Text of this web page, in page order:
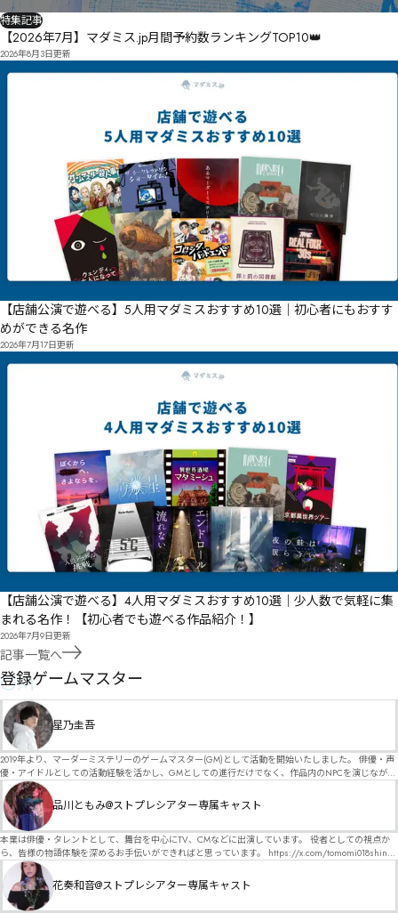
特集記事
【2026年7月】マダミス.jp月間予約数ランキングTOP10👑
2026年8月3日更新
【店舗公演で遊べる】5人用マダミスおすすめ10選｜初心者にもおすす
めができる名作
2026年7月17日更新
【店舗公演で遊べる】4人用マダミスおすすめ10選｜少人数で気軽に集
まれる名作！【初心者でも遊べる作品紹介！】
2026年7月9日更新
記事一覧へ
GM
登録ゲームマスター
星乃圭吾
2019年より、マーダーミステリーのゲームマスター(GM)として活動を開始いたしました。 俳優・声
優・アイドルとしての活動経験を活かし、GMとしての進行だけでなく、作品内のNPCを演じなが
ら、お客様に物語の世界へ入り込んでいただくような演出・サービスを得意としています。 自分自
身でも作品制作を行っているので、作家さんが作品に込めた想いや意図を大切にしながら、その作
品の魅力をお客様に届けられるような公演を心がけています。 参加してくださる皆様がどんなエン
ディングを迎えるのか、どんな物語が生まれるのかを想像しながら、公演を進めていく時間が本当
に大好きです！ 対応可能作品は、オフライン（対面）作品のみとなります。 得意分野をひとつ挙げ
るなら恋愛もの（恋愛要素を含むシナリオ）ですが、ファンタジー、デスゲーム、青春ものなど、
ジャンルを問わず幅広く対応可能です！お任せください！ 《所属団体・店舗》 ★ Lanbelysma -ラン
ビリズマ- (代表・制作・GM) ★ ストーリープレイングシアター (GM) ★ フィネガンズ ウェイク
(GM)
品川ともみ@ストプレシアター専属キャスト
本業は俳優・タレントとして、舞台を中心にTV、CMなどに出演しています。 役者としての視点か
ら、皆様の物語体験を深めるお手伝いができればと思っています。 https://x.com/tomomi018shin?
s=11 活動内容はSNSにて投稿しています。 SPT所属。 ストーリープレイングシアター「星詠みの
標」にてGMデビュー。 ボードゲーム×体感型演劇 イマーシブカフェ「コアクト」(不定期開催)出
演中。
花奏和音@ストプレシアター専属キャスト